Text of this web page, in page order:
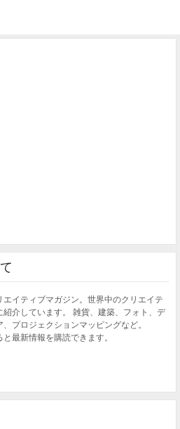
イティブマガジン。世界中のクリエイテ
介しています。 雑貨、建築、フォト、デ
プロジェクションマッピングなど。
最新情報を購読できます。